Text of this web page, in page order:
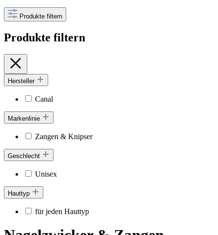
Produkte filtern
Produkte filtern
Hersteller
Canal
Markenlinie
Zangen & Knipser
Geschlecht
Unisex
Hauttyp
für jeden Hauttyp